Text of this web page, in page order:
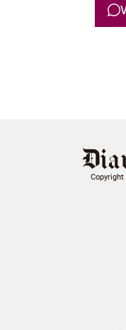
Copyright